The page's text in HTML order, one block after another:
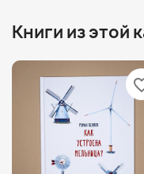
Книги из этой